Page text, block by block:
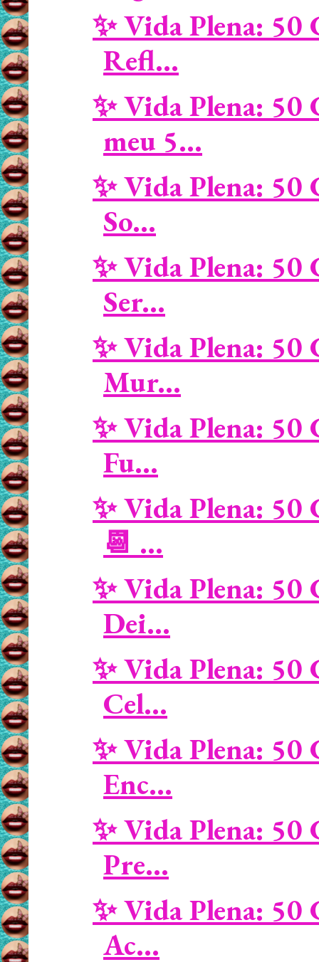
✨ Vida Plena: 50
Refl...
✨ Vida Plena: 50
meu 5...
✨ Vida Plena: 50
So...
✨ Vida Plena: 50
Ser...
✨ Vida Plena: 50
Mur...
✨ Vida Plena: 50
Fu...
✨ Vida Plena: 50
📆 ...
✨ Vida Plena: 50
Dei...
✨ Vida Plena: 50
Cel...
✨ Vida Plena: 50
Enc...
✨ Vida Plena: 50
Pre...
✨ Vida Plena: 50
Ac...